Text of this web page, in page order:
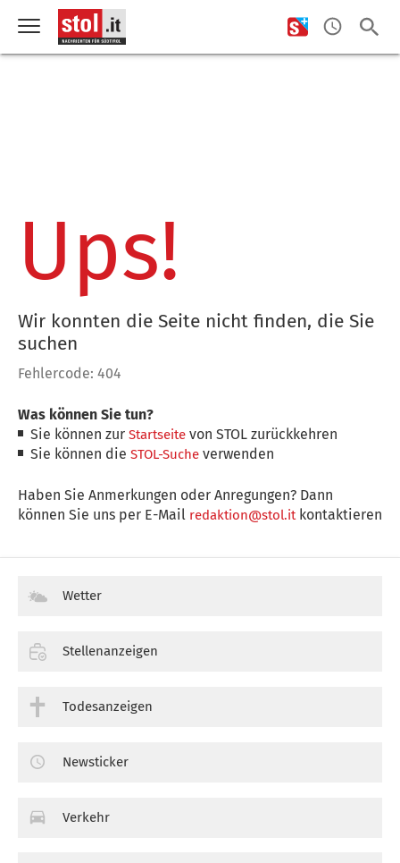
Ups!
Wir konnten die Seite nicht finden, die Sie
suchen
Fehlercode: 404
Was können Sie tun?
Sie können zurStartseite von STOL zurückkehren
Sie können dieSTOL-Suche verwenden
Haben Sie Anmerkungen oder Anregungen? Dann
können Sie uns per E-Mail redaktion@stol.itkontaktieren
Wetter
Stellenanzeigen
Todesanzeigen
Newsticker
Verkehr